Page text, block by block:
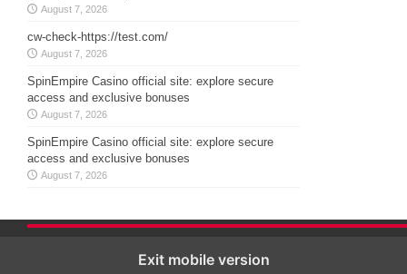
August 7, 2026
cw-check-https://test.com/
August 7, 2026
SpinEmpire Casino official site: explore secure
access and exclusive bonuses
August 7, 2026
SpinEmpire Casino official site: explore secure
access and exclusive bonuses
August 7, 2026
Exit mobile version